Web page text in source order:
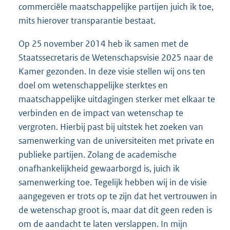
commerciële maatschappelijke partijen juich ik toe,
mits hierover transparantie bestaat.
Op 25 november 2014 heb ik samen met de
Staatssecretaris de Wetenschapsvisie 2025 naar de
Kamer gezonden. In deze visie stellen wij ons ten
doel om wetenschappelijke sterktes en
maatschappelijke uitdagingen sterker met elkaar te
verbinden en de impact van wetenschap te
vergroten. Hierbij past bij uitstek het zoeken van
samenwerking van de universiteiten met private en
publieke partijen. Zolang de academische
onafhankelijkheid gewaarborgd is, juich ik
samenwerking toe. Tegelijk hebben wij in de visie
aangegeven er trots op te zijn dat het vertrouwen in
de wetenschap groot is, maar dat dit geen reden is
om de aandacht te laten verslappen. In mijn